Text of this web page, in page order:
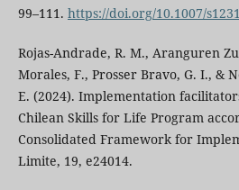
99–111. https://doi.org/10.1007/
Rojas-Andrade, R. M., Aranguren
Morales, F., Prosser Bravo, G. I., &
E. (2024). Implementation
Chilean Skills for Life Program
Consolidated Framework for
Limite, 19, e24014.